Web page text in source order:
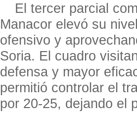
El tercer parcial
Manacor elevó su
ofensivo y
Soria. El cuadro
defensa y mayor
permitió controlar el
por 20-25, dejando el